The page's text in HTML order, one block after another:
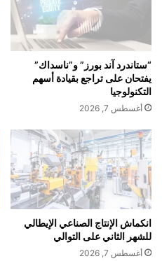
ي
ا
ي
ت
ح
ط
م
ط
ا
ئ
ر
ة
ف
ح
ة
ك
ت
ا
غ
و
ن
ف
ي
م
ط
“ستاندرد آند بورز” و”ناسداك”
يفتحان على تراجع بقيادة أسهم
التكنولوجيا
أغسطس 7, 2026
انكماش الإنتاج الصناعي الإيطالي
للشهر الثاني على التوالي
أغسطس 7, 2026